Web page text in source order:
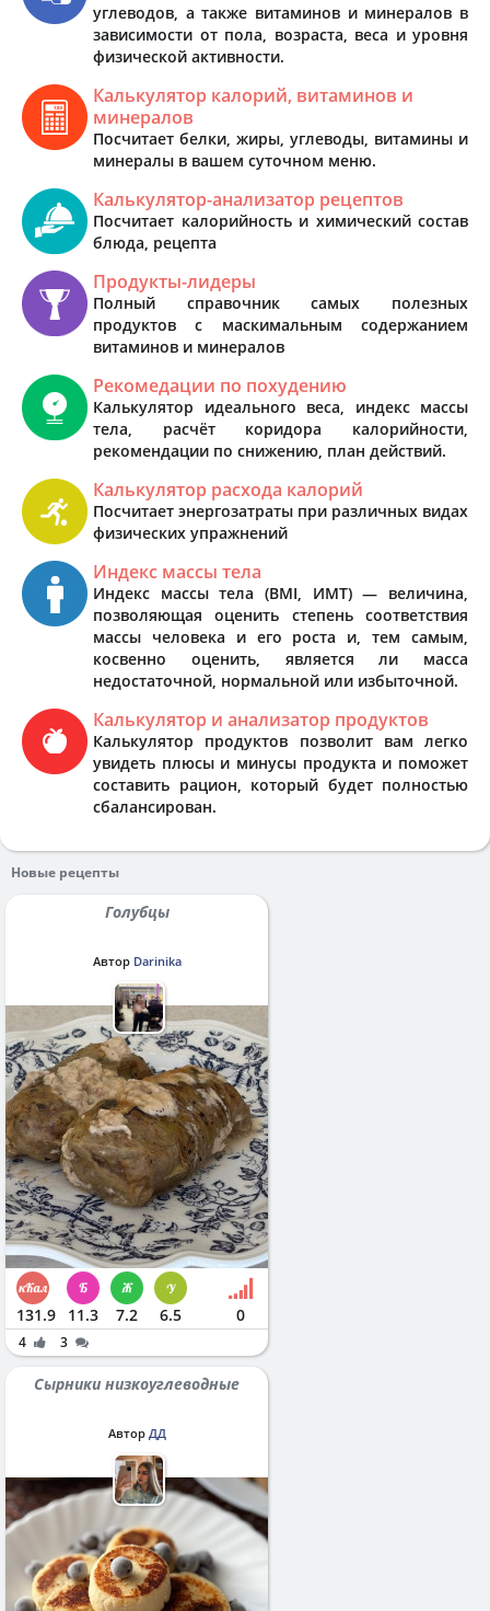
углеводов, а также витаминов и минералов в
зависимости от пола, возраста, веса и уровня
физической активности.
Калькулятор калорий, витаминов и
минералов
Посчитает белки, жиры, углеводы, витамины и
минералы в вашем суточном меню.
Калькулятор-анализатор рецептов
Посчитает калорийность и химический состав
блюда, рецепта
Продукты-лидеры
Полный справочник самых полезных
продуктов с маскимальным содержанием
витаминов и минералов
Рекомедации по похудению
Калькулятор идеального веса, индекс массы
тела, расчёт коридора калорийности,
рекомендации по снижению, план действий.
Калькулятор расхода калорий
Посчитает энергозатраты при различных видах
физических упражнений
Индекс массы тела
Индекс массы тела (BMI, ИМТ) — величина,
позволяющая оценить степень соответствия
массы человека и его роста и, тем самым,
косвенно оценить, является ли масса
недостаточной, нормальной или избыточной.
Калькулятор и анализатор продуктов
Калькулятор продуктов позволит вам легко
увидеть плюсы и минусы продукта и поможет
составить рацион, который будет полностью
сбалансирован.
Новые рецепты
Голубцы
Автор Darinika
131.9 11.3 7.2 6.5 0
4 3
Сырники низкоуглеводные
Автор ДД